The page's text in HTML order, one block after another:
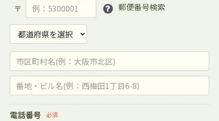
〒 郵便番号検索
電話番号 必須